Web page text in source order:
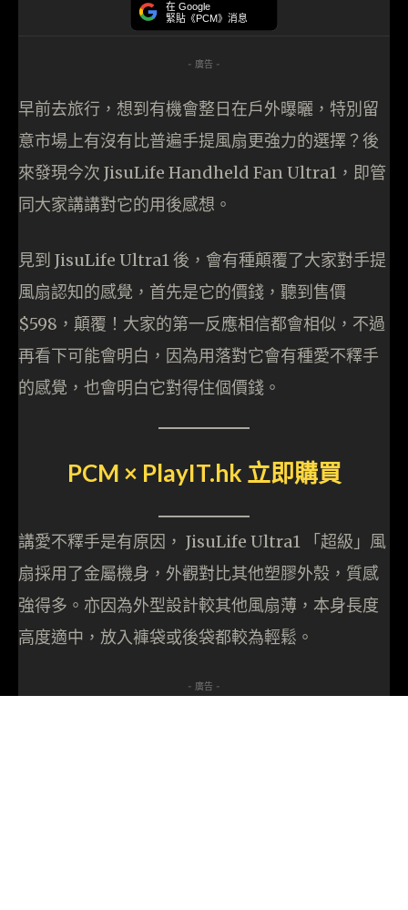
在 Google
緊貼《PCM》消息
- 廣告 -
早前去旅行，想到有機會整日在戶外曝曬，特別留
意市場上有沒有比普遍手提風扇更強力的選擇？後
來發現今次 JisuLife Handheld Fan Ultra1，即管
同大家講講對它的用後感想。
見到 JisuLife Ultra1 後，會有種顛覆了大家對手提
風扇認知的感覺，首先是它的價錢，聽到售價
$598，顛覆！大家的第一反應相信都會相似，不過
再看下可能會明白，因為用落對它會有種愛不釋手
的感覺，也會明白它對得住個價錢。
PCM × PlayIT.hk 立即購買
講愛不釋手是有原因， JisuLife Ultra1 「超級」風
扇採用了金屬機身，外觀對比其他塑膠外殼，質感
強得多。亦因為外型設計較其他風扇薄，本身長度
高度適中，放入褲袋或後袋都較為輕鬆。
- 廣告 -